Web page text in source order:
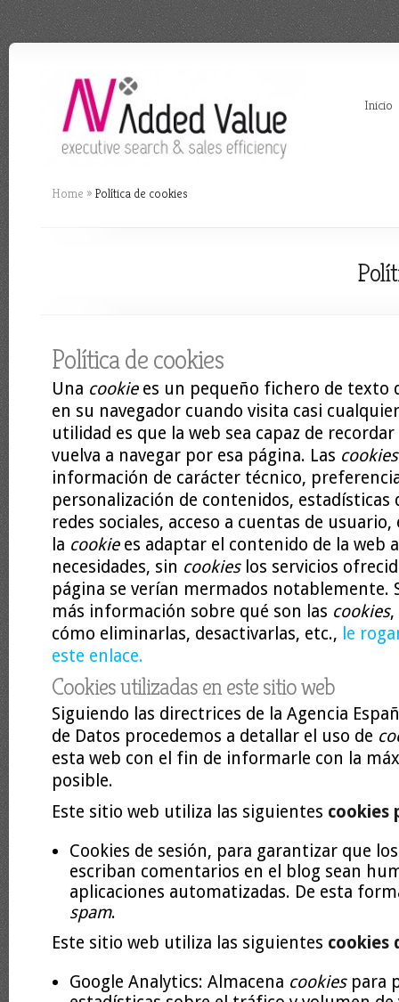
Inicio
Home » Política de cookies
Política de cookies
Una cookiees un pequeño fichero de texto
en su navegador cuando visita casi
utilidad es que la web sea capaz de
vuelva a navegar por esa página. Las cookies
información de carácter técnico,
personalización de contenidos, estadísticas
redes sociales, acceso a cuentas de
la cookiees adaptar el contenido de la web
necesidades, sin cookieslos servicios
página se verían mermados notablemente.
más información sobre qué son las cookies,
cómo eliminarlas, desactivarlas, etc., le
este enlace.
Cookies utilizadas en este sitio web
Siguiendo las directrices de la Agencia
de Datos procedemos a detallar el uso de
esta web con el fin de informarle con la
posible.
Este sitio web utiliza las siguientes cookies
Cookies de sesión, para garantizar que
escriban comentarios en el blog sean
aplicaciones automatizadas. De esta
spam.
Este sitio web utiliza las siguientes cookies
Google Analytics: Almacena cookiespara